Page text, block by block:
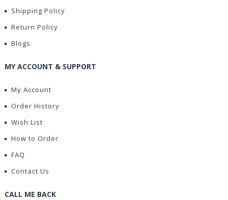
Shipping Policy
Return Policy
Blogs
MY ACCOUNT & SUPPORT
My Account
Order History
Wish List
How to Order
FAQ
Contact Us
CALL ME BACK